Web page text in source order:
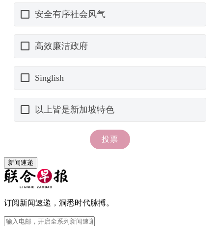
新闻速递
订阅新闻速递，洞悉时代脉搏。